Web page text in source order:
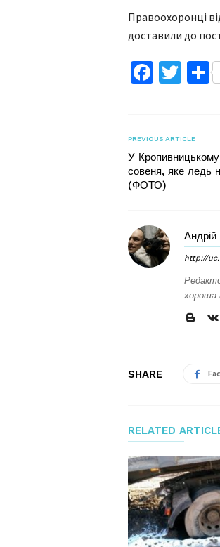
Правоохоронці
доставили до
PREVIOUS ARTICLE
У
совеня, яке ледь
(ФОТО)
http://
хороша
SHARE
RELATED